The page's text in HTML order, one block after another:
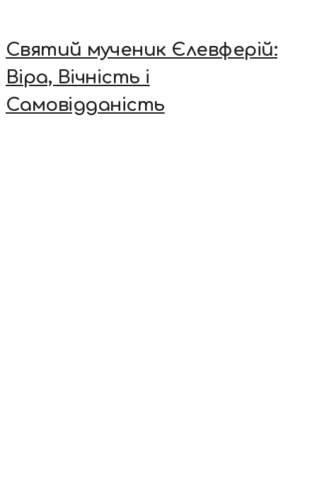
Святий мученик Єлевферій:
Віра, Вічність і
Самовідданість